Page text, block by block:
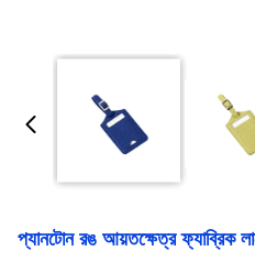
প্যানটোন রঙ আয়তক্ষেত্র ফ্যাব্রিক